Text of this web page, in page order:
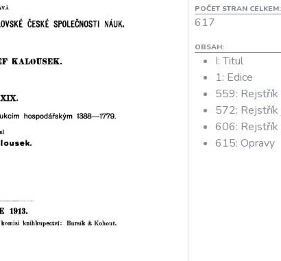
POČET STRAN CELKEM:
617
OBSAH:
I: Titul
1: Edice
559: Rejstřík
572: Rejstřík
606: Rejstřík
615: Opravy